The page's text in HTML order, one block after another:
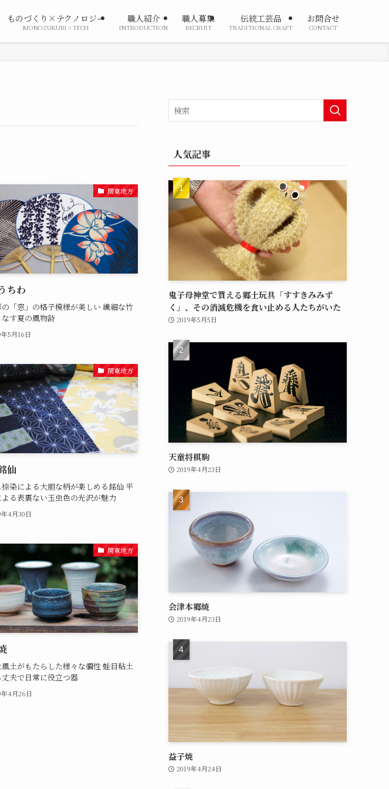
ものづくり×テクノロジー
MONOZUKURI×TECH
職人紹介
INTRODUCTION
職人募集
RECRUIT
伝統工芸品
TRADITIONAL CRAFT
お問合せ
CONTACT
関東地方
ちわ
「窓」の格子模様が美しい 繊細な竹
す夏の風物詩
5月16日
関東地方
仙
染による大胆な柄が楽しめる銘仙 平
る表裏ない玉虫色の光沢が魅力
4月30日
関東地方
風土がもたらした様々な個性 蛙目粘土
丈夫で日常に役立つ器
4月26日
人気記事
鬼子母神堂で買える郷土玩具「すすきみみず
く」、その消滅危機を食い止める人たちがいた
2019年5月5日
天童将棋駒
2019年4月23日
会津本郷焼
2019年4月23日
益子焼
2019年4月24日